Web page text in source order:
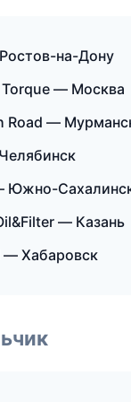
на-Дону
— Москва
Road —
Южно-
— Казань
— Хабаровск